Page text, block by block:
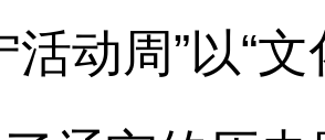
活动周”以“文